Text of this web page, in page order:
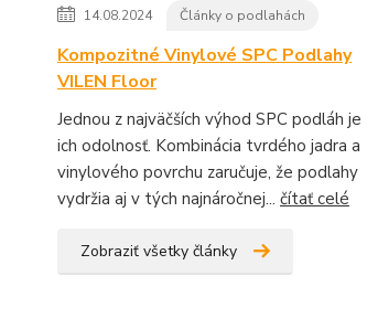
14.08.2024 Články o podlahách
Kompozitné Vinylové SPC Podlahy
VILEN Floor
Jednou z najväčších výhod SPC podláh je
ich odolnosť. Kombinácia tvrdého jadra a
vinylového povrchu zaručuje, že podlahy
vydržia aj v tých najnáročnej... čítať celé
Zobraziť všetky články